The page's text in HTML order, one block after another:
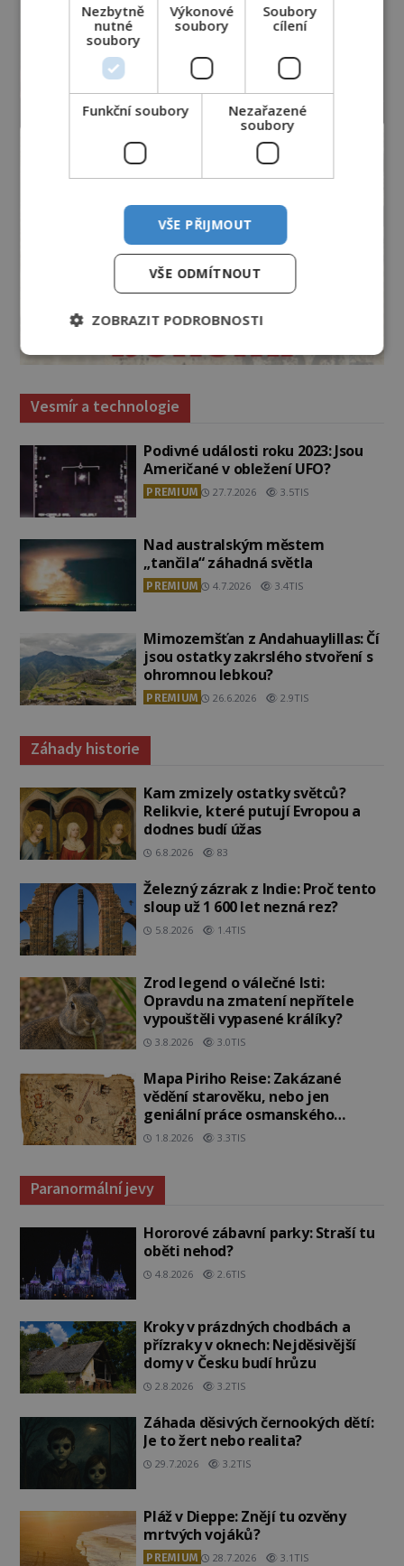
Vesmír a technologie
Podivné události roku 2023: Jsou
Američané v obležení UFO?
PREMIUM 27.7.2026 3.5TIS
Nad australským městem
„tančila“ záhadná světla
PREMIUM 4.7.2026 3.4TIS
Mimozemšťan z Andahuaylillas: Čí
jsou ostatky zakrslého stvoření s
ohromnou lebkou?
PREMIUM 26.6.2026 2.9TIS
Záhady historie
Kam zmizely ostatky světců?
Relikvie, které putují Evropou a
dodnes budí úžas
6.8.2026 83
Železný zázrak z Indie: Proč tento
sloup už 1 600 let nezná rez?
5.8.2026 1.4TIS
Zrod legend o válečné lsti:
Opravdu na zmatení nepřítele
vypouštěli vypasené králíky?
3.8.2026 3.0TIS
Mapa Piriho Reise: Zakázané
vědění starověku, nebo jen
geniální práce osmanského
admirála?
1.8.2026 3.3TIS
Paranormální jevy
Hororové zábavní parky: Straší tu
oběti nehod?
4.8.2026 2.6TIS
Kroky v prázdných chodbách a
přízraky v oknech: Nejděsivější
domy v Česku budí hrůzu
2.8.2026 3.2TIS
Záhada děsivých černookých dětí:
Je to žert nebo realita?
29.7.2026 3.2TIS
Pláž v Dieppe: Znějí tu ozvěny
mrtvých vojáků?
PREMIUM 28.7.2026 3.1TIS
Nezbytně
nutné
soubory
Výkonové
soubory
Soubory
cílení
Funkční soubory
Nezařazené
soubory
VŠE PŘIJMOUT
VŠE ODMÍTNOUT
ZOBRAZIT PODROBNOSTI